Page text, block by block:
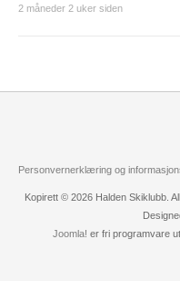
2 måneder 2 uker siden
Personvernerklæring og
Kopirett © 2026 Halden Skiklubb.
Joomla! er fri programvare